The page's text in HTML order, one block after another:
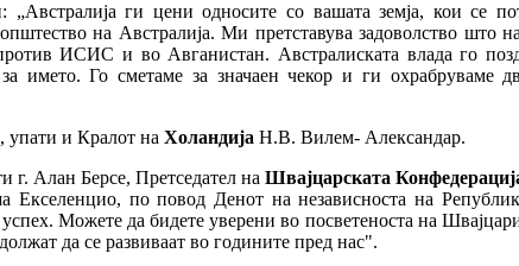
„Австралија ги цени односите со вашата земја, кои се
на Австралија. Ми претставува задоволство што
ИСИС и во Авганистан. Австралиската влада го
Го сметаме за значаен чекор и ги охрабруваме
упати и Кралот на Холандија Н.В. Вилем- Александар.
г. Алан Берсе, Претседател на Швајцарската
по повод Денот на независноста на
Можете да бидете уверени во посветеноста на
да се развиваат во годините пред нас".